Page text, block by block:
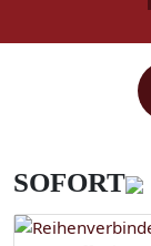
SOFORT